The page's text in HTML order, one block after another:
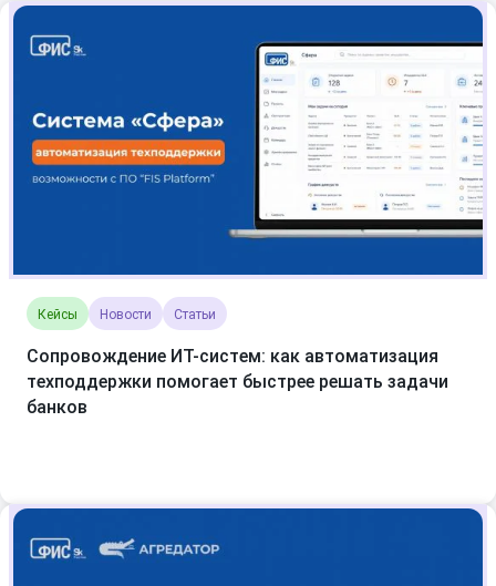
Кейсы Новости Статьи
Сопровождение ИТ-систем: как автоматизация
техподдержки помогает быстрее решать задачи
банков